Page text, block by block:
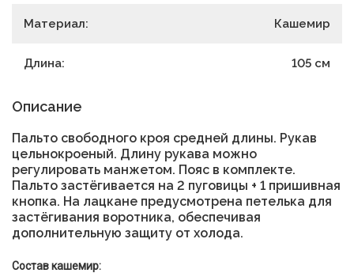
Материал: Кашемир
Длина: 105 см
Описание
Пальто свободного кроя средней длины. Рукав
цельнокроеный. Длину рукава можно
регулировать манжетом. Пояс в комплекте.
Пальто застёгивается на 2 пуговицы + 1 пришивная
кнопка. На лацкане предусмотрена петелька для
застёгивания воротника, обеспечивая
дополнительную защиту от холода.
Состав кашемир: